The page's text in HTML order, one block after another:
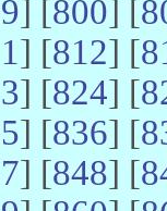
] [800] [
] [812] [
] [824] [
] [836] [
] [848] [